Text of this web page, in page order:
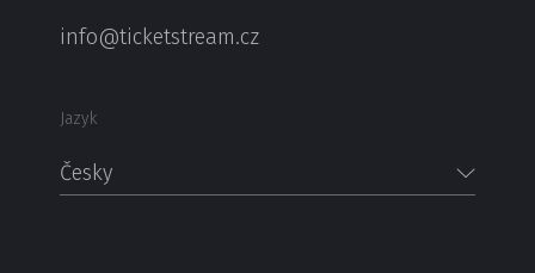
info@ticketstream.cz
Jazyk
Česky